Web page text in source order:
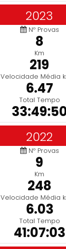
2023
Nº Provas
8
Km
219
Velocidade Média
6.47
Total Tempo
2022
Nº Provas
9
Km
248
Velocidade Média
6.03
Total Tempo
41:07:03